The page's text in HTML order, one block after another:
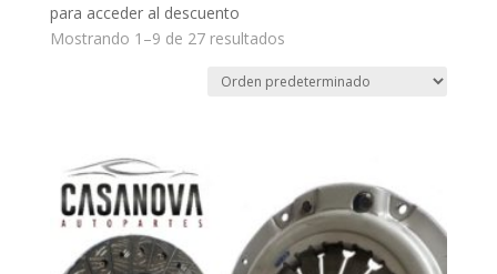
para acceder al descuento
Mostrando 1–9 de 27 resultados